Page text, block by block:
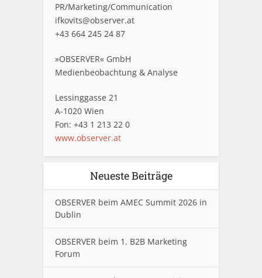
PR/Marketing/Communication
ifkovits@observer.at
+43 664 245 24 87
»OBSERVER« GmbH
Medienbeobachtung & Analyse
Lessinggasse 21
A-1020 Wien
Fon: +43 1 213 22 0
www.observer.at
Neueste Beiträge
OBSERVER beim AMEC Summit 2026 in
Dublin
OBSERVER beim 1. B2B Marketing
Forum